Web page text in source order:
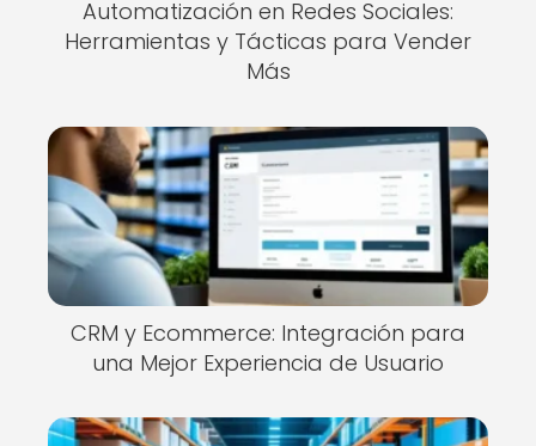
Automatización en Redes Sociales:
Herramientas y Tácticas para Vender
Más
CRM y Ecommerce: Integración para
una Mejor Experiencia de Usuario